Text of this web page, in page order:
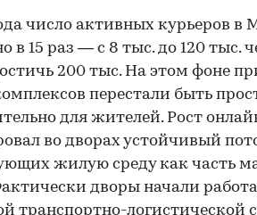
число активных курьеров в
в 15 раз — с 8 тыс. до 120 тыс.
200 тыс. На этом фоне
перестали быть
для жителей. Рост
во дворах устойчивый
жилую среду как часть
дворы начали
транспортно-логистической